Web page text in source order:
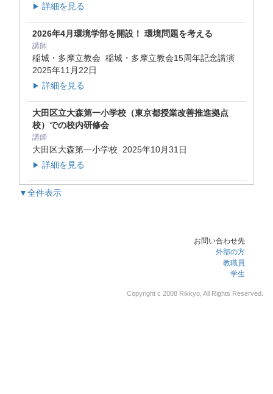
▶ 詳細を見る
2026年4月環境学部を開設！ 環境問題を考える
講師
稲城・多摩立教会 稲城・多摩立教会15周年記念講演
2025年11月22日
▶ 詳細を見る
大田区立大森第一小学校（東京都授業改善推進拠点
校）での校内研修会
講師
大田区大森第一小学校 2025年10月31日
▶ 詳細を見る
▼全件表示
お問い合わせ先
外部の方
教職員
学生
Copyright c 2008 Rikkyo, All Rights Reserved.